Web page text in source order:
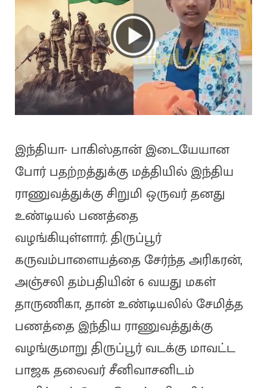
இந்தியா- பாகிஸ்தான் இடையேயான
போர் பதற்றத்துக்கு மத்தியில் இந்திய
ராணுவத்துக்கு சிறுமி ஒருவர் தனது
உண்டியல் பணத்தை
வழங்கியுள்ளார். திருப்பூர்
கருவம்பாளையத்தை சேர்ந்த அரிகரன்,
அஞ்சலி தம்பதியின் 6 வயது மகள்
தாருணிகா, தான் உண்டியலில் சேமித்த
பணத்தை இந்திய ராணுவத்துக்கு
வழங்குமாறு திருப்பூர் வடக்கு மாவட்ட
பாஜக தலைவர் சீனிவாசனிடம்